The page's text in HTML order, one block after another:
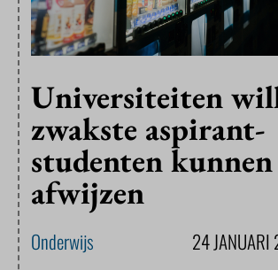
Universiteiten
zwakste aspirant-
studenten kunnen
afwijzen
Onderwijs 24